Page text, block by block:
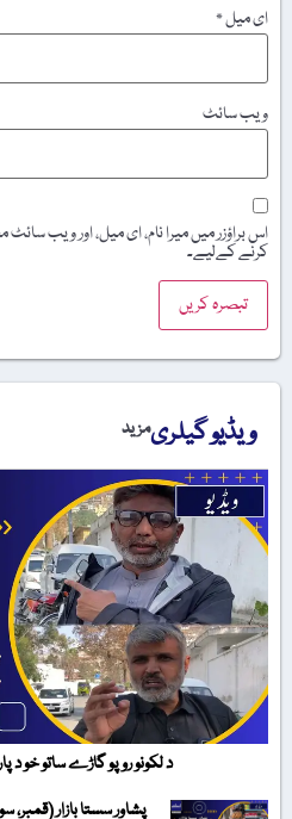
ای میل*
ویب‌ سائٹ
اس براؤزر میں میرا نام، ای میل، اور ویب
کرنے کےلیے۔
ویڈیو گیلریمزید
د لکونو روپو گاڑے ساتو خو د
پشاور سستا بازار (قمبر،